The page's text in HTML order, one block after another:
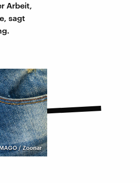
Arbeit,
sagt
/ Zoonar